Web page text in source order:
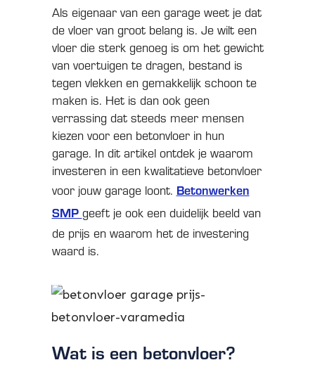
Als eigenaar van een garage weet je dat
de vloer van groot belang is. Je wilt een
vloer die sterk genoeg is om het gewicht
van voertuigen te dragen, bestand is
tegen vlekken en gemakkelijk schoon te
maken is. Het is dan ook geen
verrassing dat steeds meer mensen
kiezen voor een betonvloer in hun
garage. In dit artikel ontdek je waarom
investeren in een kwalitatieve betonvloer
voor jouw garage loont. Betonwerken
SMP geeft je ook een duidelijk beeld van
de prijs en waarom het de investering
waard is.
Wat is een betonvloer?